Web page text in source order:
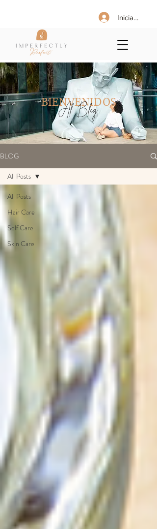
Iniciar sesión
BIENVENIDOS
Al Blog
BLOG
All Posts
Hair Care
Self Care
Skin Care
All Posts